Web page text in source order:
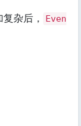
杂后，
Even